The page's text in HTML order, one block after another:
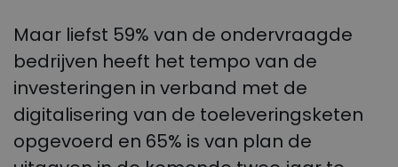
Maar liefst 59% van de ondervraagde
bedrijven heeft het tempo van de
investeringen in verband met de
digitalisering van de toeleveringsketen
opgevoerd en 65% is van plan de